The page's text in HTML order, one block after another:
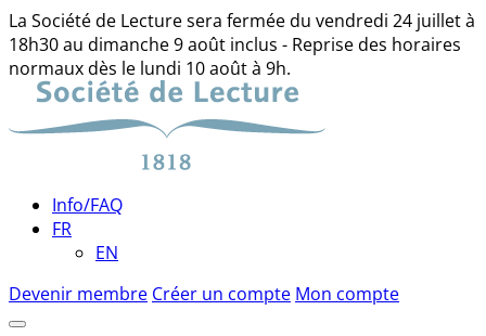
La Société de Lecture sera fermée du vendredi 24 juillet à
18h30 au dimanche 9 août inclus - Reprise des horaires
normaux dès le lundi 10 août à 9h.
Skip
content
Info/FAQ
FR
EN
Devenir membre Créer un compte Mon compte